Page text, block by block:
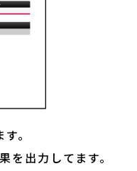
。
を出力してます。